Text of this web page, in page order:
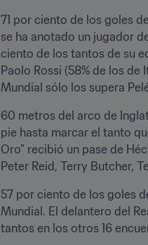
71 por ciento de los goles
se ha anotado un jugador
ciento de los tantos de su
Paolo Rossi (58% de los de
Mundial sólo los supera
60 metros del arco de
pie hasta marcar el tanto
Oro” recibió un pase de
Peter Reid, Terry Butcher,
57 por ciento de los goles
Mundial. El delantero del
tantos en los otros 16